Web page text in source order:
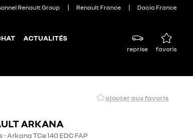
Renault Group Renault France Dacia France
ACTUALITÉS
reprise favoris
ajouter aux favoris
ARKANA
- Arkana TCe 140 EDC FAP